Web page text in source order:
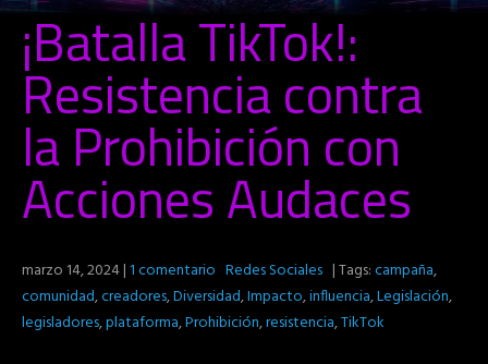
¡Batalla TikTok!:
Resistencia contra
la Prohibición con
Acciones Audaces
marzo 14, 2024|1 comentario Redes Sociales | Tags:campaña,
comunidad,creadores,Diversidad,Impacto,influencia,Legislación,
legisladores,plataforma,Prohibición,resistencia,TikTok